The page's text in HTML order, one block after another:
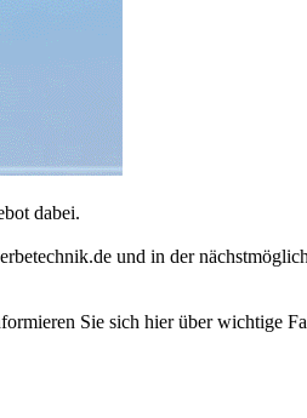
dabei.
und in der
Sie sich hier über wichtige